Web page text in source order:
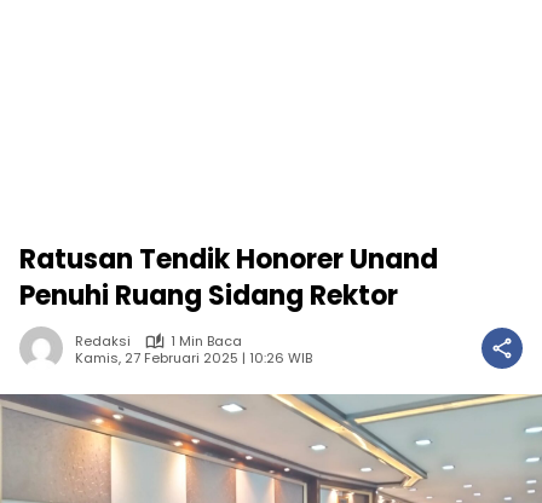
Ratusan Tendik Honorer Unand
Penuhi Ruang Sidang Rektor
Redaksi
1 Min Baca
Kamis, 27 Februari 2025 | 10:26 WIB